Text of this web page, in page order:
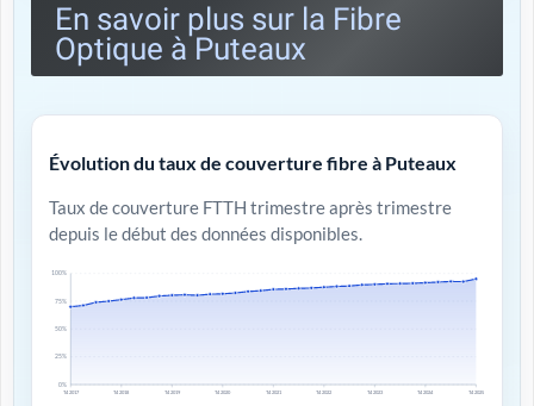
En savoir plus sur la Fibre
Optique à Puteaux
Évolution du taux de couverture fibre à Puteaux
Taux de couverture FTTH trimestre après trimestre
depuis le début des données disponibles.
0%
25%
50%
75%
100%
T4 2017 T4 2018 T4 2019 T4 2020 T4 2021 T4 2022 T4 2023 T4 2024 T4 2025